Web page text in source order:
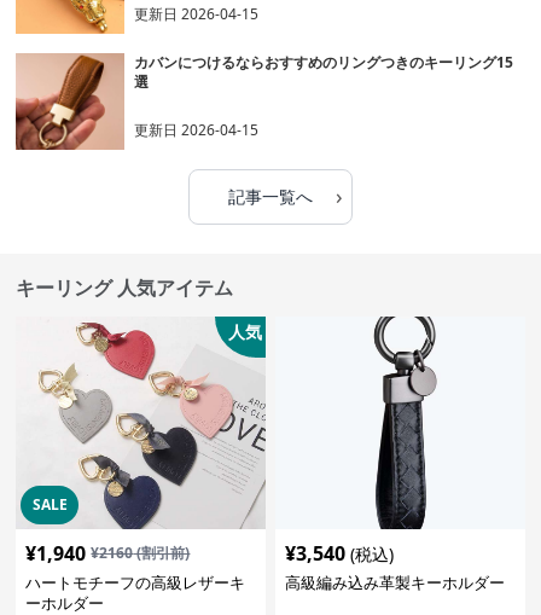
更新日2026-04-15
カバンにつけるならおすすめのリングつきのキーリング15
選
更新日2026-04-15
記事一覧へ ›
キーリング 人気アイテム
SALE
人気
¥1,940 ¥2160(割引前)
ハートモチーフの高級レザーキ
ーホルダー
¥3,540 (税込)
高級編み込み革製キーホルダー